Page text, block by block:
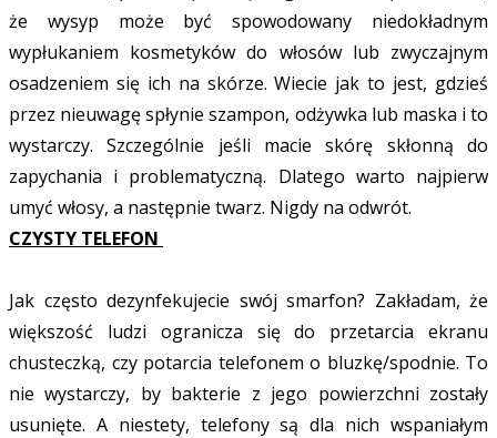
że wysyp może być spowodowany niedokładnym
wypłukaniem kosmetyków do włosów lub zwyczajnym
osadzeniem się ich na skórze. Wiecie jak to jest, gdzieś
przez nieuwagę spłynie szampon, odżywka lub maska i to
wystarczy. Szczególnie jeśli macie skórę skłonną do
zapychania i problematyczną. Dlatego warto najpierw
umyć włosy, a następnie twarz. Nigdy na odwrót.
CZYSTY TELEFON
Jak często dezynfekujecie swój smarfon? Zakładam, że
większość ludzi ogranicza się do przetarcia ekranu
chusteczką, czy potarcia telefonem o bluzkę/spodnie. To
nie wystarczy, by bakterie z jego powierzchni zostały
usunięte. A niestety, telefony są dla nich wspaniałym